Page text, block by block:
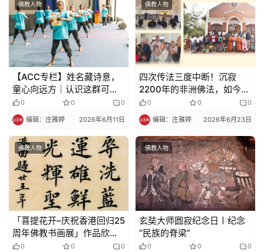
佛教人物
【ACC专栏】姓名藏诗意，
童心向远方｜认识这群可爱
的非洲孩子（中）
0 0 0
编辑：庄雅婷 2026年6月11日
佛教人物
四次传法三度中断！沉寂
2200年的非洲佛法，如今终
于开花
0 0 0
编辑：庄雅婷 2026年6月23日
佛教人物
「菩提花开–庆祝香港回归25
周年佛教书画展」作品欣赏
（6）
0 0 0
佛教人物
玄奘大师圆寂纪念日〡纪念
“民族的脊梁”
0 0 0